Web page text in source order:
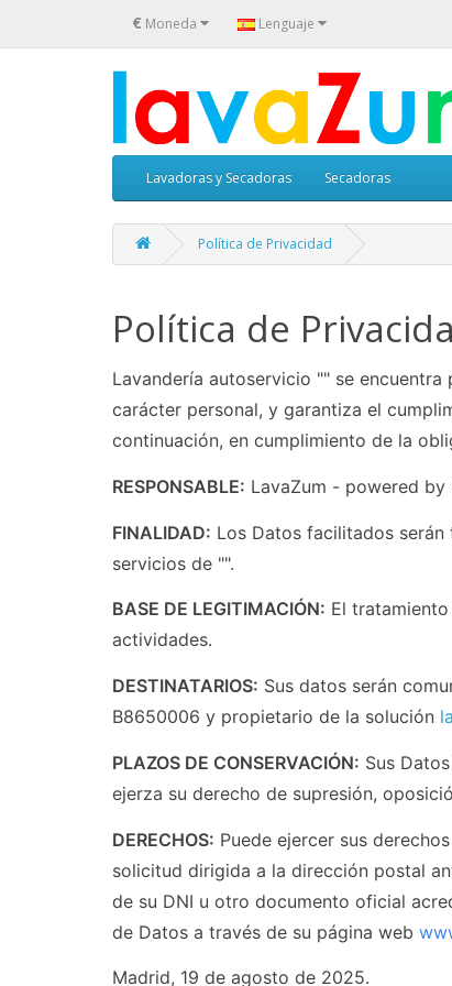
€ Moneda Lenguaje
Lavadoras y Secadoras Secadoras
Política de Privacidad
Política de
Lavandería autoservicio "" se
carácter personal, y garantiza el
continuación, en cumplimiento de la
RESPONSABLE: LavaZum - powered by
FINALIDAD: Los Datos facilitados
servicios de "".
BASE DE LEGITIMACIÓN: El
actividades.
DESTINATARIOS: Sus datos serán
B8650006 y propietario de la solución
PLAZOS DE CONSERVACIÓN: Sus
ejerza su derecho de supresión,
DERECHOS: Puede ejercer sus
solicitud dirigida a la dirección postal
de su DNI u otro documento oficial
de Datos a través de su página web
Madrid, 19 de agosto de 2025.